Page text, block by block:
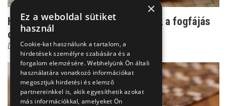
Használhatnak-e a népi módszerek a fogfájás
csillapításához?
Dr. Dabasi András
×
Ez a weboldal sütiket
használ
Cookie-kat használunk a tartalom, a
hirdetések személyre szabására és a
forgalom elemzésére. Webhelyünk Ön általi
használatára vonatkozó információkat
megosztjuk hirdetési és elemző
partnereinkkel is, akik egyesíthetik azokat
más információkkal, amelyeket Ön